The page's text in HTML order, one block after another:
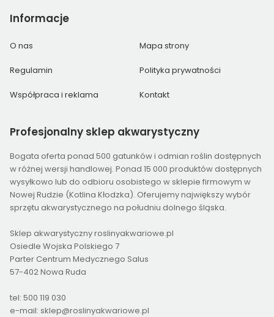
Informacje
O nas Mapa strony
Regulamin Polityka prywatności
Współpraca i reklama Kontakt
Profesjonalny sklep akwarystyczny
Bogata oferta ponad 500 gatunków i odmian roślin dostępnych
w różnej wersji handlowej. Ponad 15 000 produktów dostępnych
wysyłkowo lub do odbioru osobistego w sklepie firmowym w
Nowej Rudzie (Kotlina Kłodzka). Oferujemy największy wybór
sprzętu akwarystycznego na południu dolnego śląska.
Sklep akwarystyczny roslinyakwariowe.pl
Osiedle Wojska Polskiego 7
Parter Centrum Medycznego Salus
57-402 Nowa Ruda
tel: 500 119 030
e-mail: sklep@roslinyakwariowe.pl